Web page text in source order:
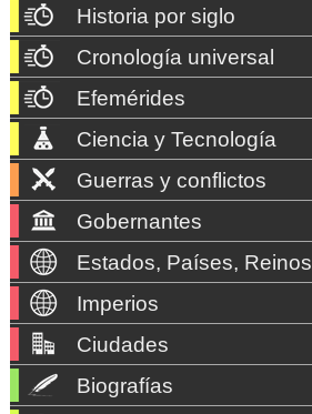
Historia por siglo
Cronología universal
Efemérides
Ciencia y Tecnología
Guerras y conflictos
Gobernantes
Estados, Países, Reinos
Imperios
Ciudades
Biografías